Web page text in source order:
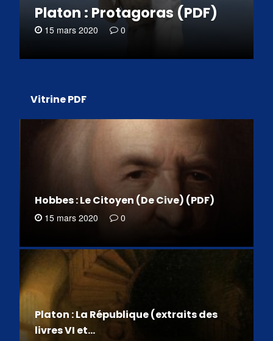
Platon : Protagoras (PDF)
15 mars 2020 0
Vitrine PDF
Hobbes : Le Citoyen (De Cive) (PDF)
15 mars 2020 0
Platon : La République (extraits des
livres VI et…